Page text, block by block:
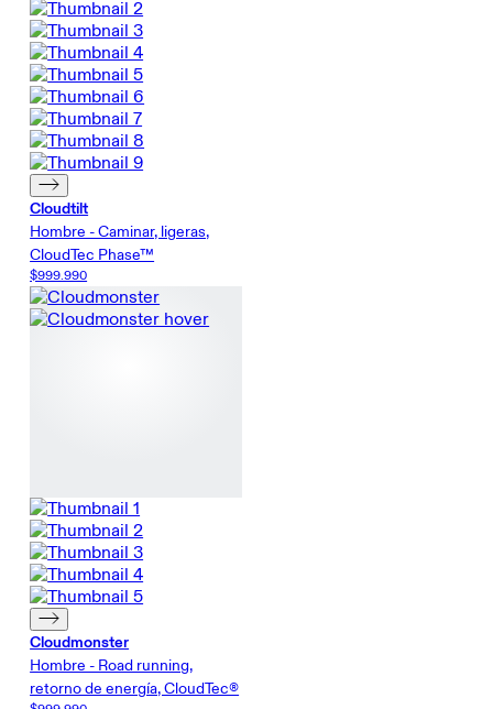
Cloudtilt
Hombre - Caminar, ligeras,
CloudTec Phase™
$999.990
Cloudmonster
Hombre - Road running,
retorno de energía, CloudTec®